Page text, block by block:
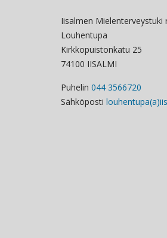
Iisalmen Mielenterveystuki
Louhentupa
Kirkkopuistonkatu 25
74100 IISALMI
Puhelin 044 3566720
Sähköposti